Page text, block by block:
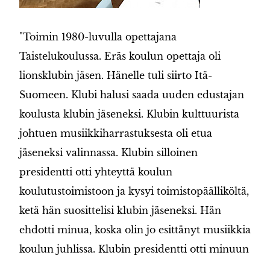
"Toimin 1980-luvulla opettajana
Taistelukoulussa. Eräs koulun opettaja oli
lionsklubin jäsen. Hänelle tuli siirto Itä-
Suomeen. Klubi halusi saada uuden edustajan
koulusta klubin jäseneksi. Klubin kulttuurista
johtuen musiikkiharrastuksesta oli etua
jäseneksi valinnassa. Klubin silloinen
presidentti otti yhteyttä koulun
koulutustoimistoon ja kysyi toimistopäälliköltä,
ketä hän suosittelisi klubin jäseneksi. Hän
ehdotti minua, koska olin jo esittänyt musiikkia
koulun juhlissa. Klubin presidentti otti minuun